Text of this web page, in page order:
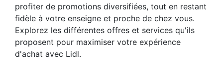
profiter de promotions diversifiées, tout en restant
fidèle à votre enseigne et proche de chez vous.
Explorez les différentes offres et services qu'ils
proposent pour maximiser votre expérience
d'achat avec Lidl.